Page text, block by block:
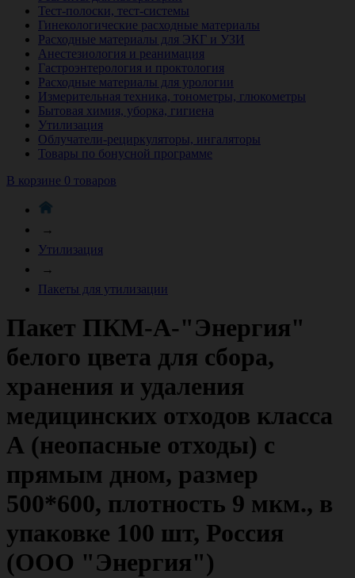
Тест-полоски, тест-системы
Гинекологические расходные материалы
Расходные материалы для ЭКГ и УЗИ
Анестезиология и реанимация
Гастроэнтерология и проктология
Расходные материалы для урологии
Измерительная техника, тонометры, глюкометры
Бытовая химия, уборка, гигиена
Утилизация
Облучатели-рециркуляторы, ингаляторы
Товары по бонусной программе
В корзине 0 товаров
→
Утилизация
→
Пакеты для утилизации
Пакет ПКМ-А-"Энергия"
белого цвета для сбора,
хранения и удаления
медицинских отходов класса
А (неопасные отходы) с
прямым дном, размер
500*600, плотность 9 мкм., в
упаковке 100 шт, Россия
(ООО "Энергия")